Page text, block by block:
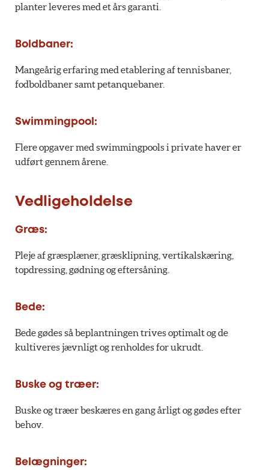
planter leveres med et års garanti.
Boldbaner:
Mangeårig erfaring med etablering af tennisbaner,
fodboldbaner samt petanquebaner.
Swimmingpool:
Flere opgaver med swimmingpools i private haver er
udført gennem årene.
Vedligeholdelse
Græs:
Pleje af græsplæner, græsklipning, vertikalskæring,
topdressing, gødning og eftersåning.
Bede:
Bede gødes så beplantningen trives optimalt og de
kultiveres jævnligt og renholdes for ukrudt.
Buske og træer:
Buske og træer beskæres en gang årligt og gødes efter
behov.
Belægninger: